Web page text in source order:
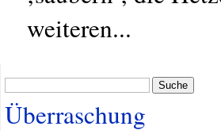
weiteren...
Suche
Überraschung